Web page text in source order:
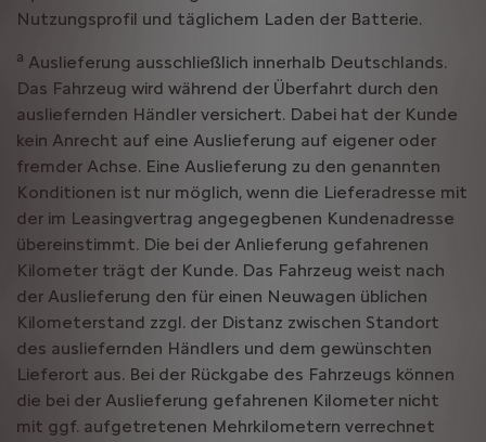
Nutzungsprofil und täglichem Laden der Batterie.
a Auslieferung ausschließlich innerhalb Deutschlands.
Das Fahrzeug wird während der Überfahrt durch den
ausliefernden Händler versichert. Dabei hat der Kunde
kein Anrecht auf eine Auslieferung auf eigener oder
fremder Achse. Eine Auslieferung zu den genannten
Konditionen ist nur möglich, wenn die Lieferadresse mit
der im Leasingvertrag angegegbenen Kundenadresse
übereinstimmt. Die bei der Anlieferung gefahrenen
Kilometer trägt der Kunde. Das Fahrzeug weist nach
der Auslieferung den für einen Neuwagen üblichen
Kilometerstand zzgl. der Distanz zwischen Standort
des ausliefernden Händlers und dem gewünschten
Lieferort aus. Bei der Rückgabe des Fahrzeugs können
die bei der Auslieferung gefahrenen Kilometer nicht
mit ggf. aufgetretenen Mehrkilometern verrechnet